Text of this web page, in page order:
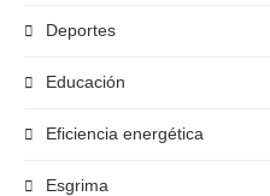
Deportes
Educación
Eficiencia energética
Esgrima